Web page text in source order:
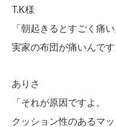
T.K様
「朝起きるとすごく痛い
実家の布団が痛いんです
ありさ
「それが原因ですよ。
クッション性のあるマ